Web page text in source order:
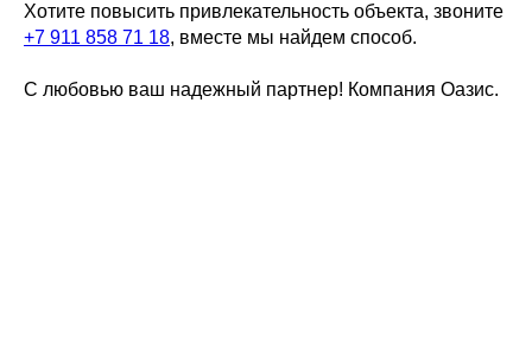
Хотите повысить привлекательность объекта, звоните
+7 911 858 71 18, вместе мы найдем способ.
С любовью ваш надежный партнер! Компания Оазис.